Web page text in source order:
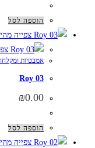
הוספה לסל
צפייה
אמבטיות
Roy 03
₪0.00
הוספה לסל
צפייה